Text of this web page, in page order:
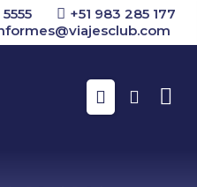
+51 983 285 177
Buscar